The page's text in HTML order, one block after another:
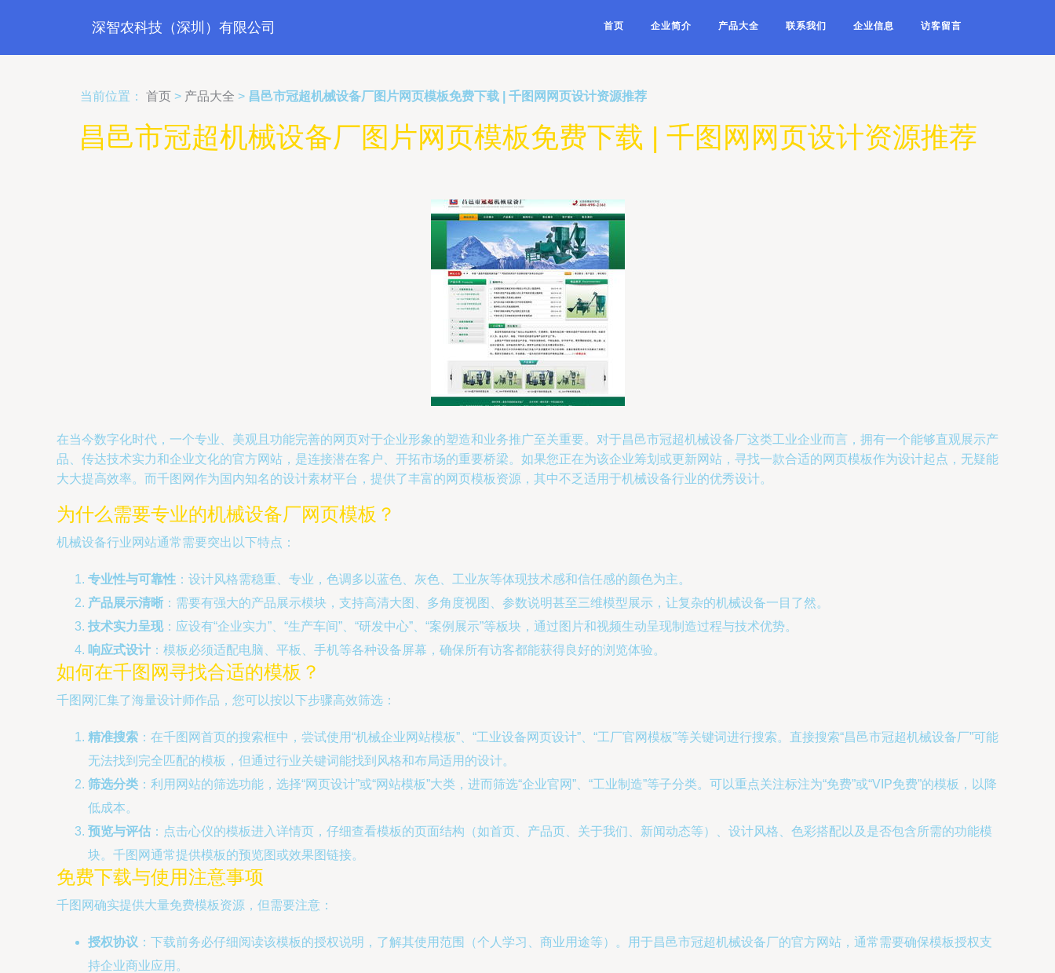
深智农科技（深圳）有限公司 首页 企业简介 产品大全 联系我们 企业信息 访客留言
当前位置： 首页 > 产品大全 > 昌邑市冠超机械设备厂图片网页模板免费下载 | 千图网网页设计资源推荐
昌邑市冠超机械设备厂图片网页模板免费下载 | 千图网网页设计资源推荐
在当今数字化时代，一个专业、美观且功能完善的网页对于企业形象的塑造和业务推广至关重要。对于昌邑市冠超机械设备厂这类工业企业而言，拥有一个能够直观展示产
品、传达技术实力和企业文化的官方网站，是连接潜在客户、开拓市场的重要桥梁。如果您正在为该企业筹划或更新网站，寻找一款合适的网页模板作为设计起点，无疑能
大大提高效率。而千图网作为国内知名的设计素材平台，提供了丰富的网页模板资源，其中不乏适用于机械设备行业的优秀设计。
为什么需要专业的机械设备厂网页模板？
机械设备行业网站通常需要突出以下特点：
专业性与可靠性 ：设计风格需稳重、专业，色调多以蓝色、灰色、工业灰等体现技术感和信任感的颜色为主。
产品展示清晰 ：需要有强大的产品展示模块，支持高清大图、多角度视图、参数说明甚至三维模型展示，让复杂的机械设备一目了然。
技术实力呈现：应设有“企业实力”、“生产车间”、“研发中心”、“案例展示”等板块，通过图片和视频生动呈现制造过程与技术优势。
响应式设计 ：模板必须适配电脑、平板、手机等各种设备屏幕，确保所有访客都能获得良好的浏览体验。
如何在千图网寻找合适的模板？
千图网汇集了海量设计师作品，您可以按以下步骤高效筛选：
精准搜索 ：在千图网首页的搜索框中，尝试使用“机械企业网站模板”、“工业设备网页设计”、“工厂官网模板”等关键词进行搜索。直接搜索“昌邑市冠超机械设备厂”可能
无法找到完全匹配的模板，但通过行业关键词能找到风格和布局适用的设计。
筛选分类 ：利用网站的筛选功能，选择“网页设计”或“网站模板”大类，进而筛选“企业官网”、“工业制造”等子分类。可以重点关注标注为“免费”或“VIP免费”的模板，以降
低成本。
预览与评估 ：点击心仪的模板进入详情页，仔细查看模板的页面结构（如首页、产品页、关于我们、新闻动态等）、设计风格、色彩搭配以及是否包含所需的功能模
块。千图网通常提供模板的预览图或效果图链接。
免费下载与使用注意事项
千图网确实提供大量免费模板资源，但需要注意：
授权协议 ：下载前务必仔细阅读该模板的授权说明，了解其使用范围（个人学习、商业用途等）。用于昌邑市冠超机械设备厂的官方网站，通常需要确保模板授权支
持企业商业应用。